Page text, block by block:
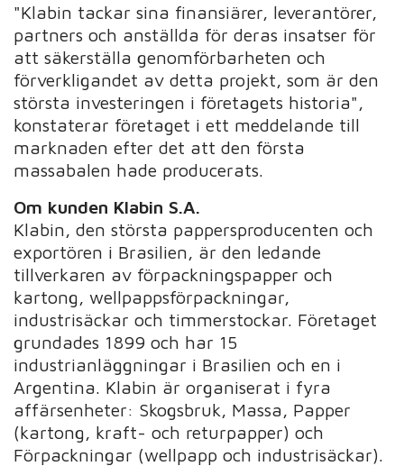
"Klabin tackar sina finansiärer, leverantörer,
partners och anställda för deras insatser för
att säkerställa genomförbarheten och
förverkligandet av detta projekt, som är den
största investeringen i företagets historia",
konstaterar företaget i ett meddelande till
marknaden efter det att den första
massabalen hade producerats.
Om kunden Klabin S.A.
Klabin, den största pappersproducenten och
exportören i Brasilien, är den ledande
tillverkaren av förpackningspapper och
kartong, wellpappsförpackningar,
industrisäckar och timmerstockar. Företaget
grundades 1899 och har 15
industrianläggningar i Brasilien och en i
Argentina. Klabin är organiserat i fyra
affärsenheter: Skogsbruk, Massa, Papper
(kartong, kraft- och returpapper) och
Förpackningar (wellpapp och industrisäckar).